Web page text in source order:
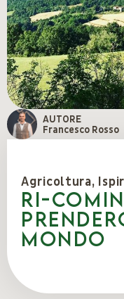
AUTORE
Francesco Rosso
Agricoltura,
RI-
mondo